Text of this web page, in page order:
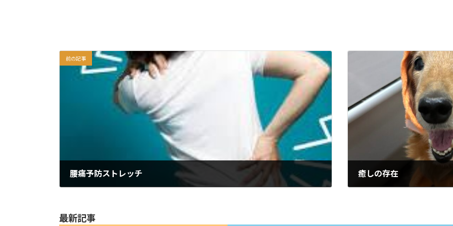
前の記事
腰痛予防ストレッチ 癒しの存在
最新記事